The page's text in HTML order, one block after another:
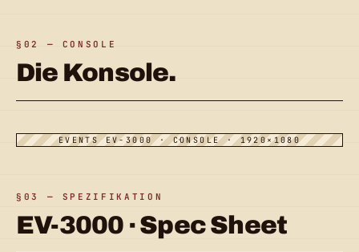
§02 — CONSOLE
Die Konsole.
EVENTS EV-3000 · CONSOLE · 1920×1080
§03 — SPEZIFIKATION
EV-3000 · Spec Sheet